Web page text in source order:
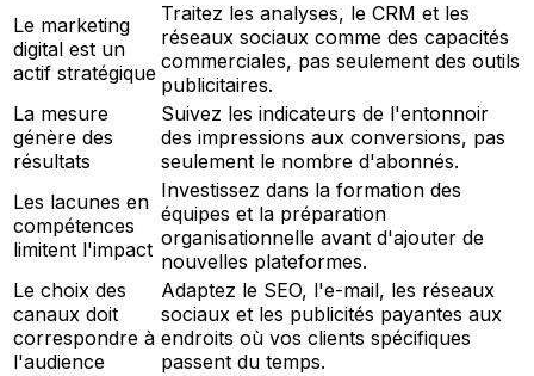
Le marketing
digital est un
actif stratégique
Traitez les analyses, le CRM et les
réseaux sociaux comme des capacités
commerciales, pas seulement des outils
publicitaires.
La mesure
génère des
résultats
Suivez les indicateurs de l'entonnoir
des impressions aux conversions, pas
seulement le nombre d'abonnés.
Les lacunes en
compétences
limitent l'impact
Investissez dans la formation des
équipes et la préparation
organisationnelle avant d'ajouter de
nouvelles plateformes.
Le choix des
canaux doit
correspondre à
l'audience
Adaptez le SEO, l'e-mail, les réseaux
sociaux et les publicités payantes aux
endroits où vos clients spécifiques
passent du temps.